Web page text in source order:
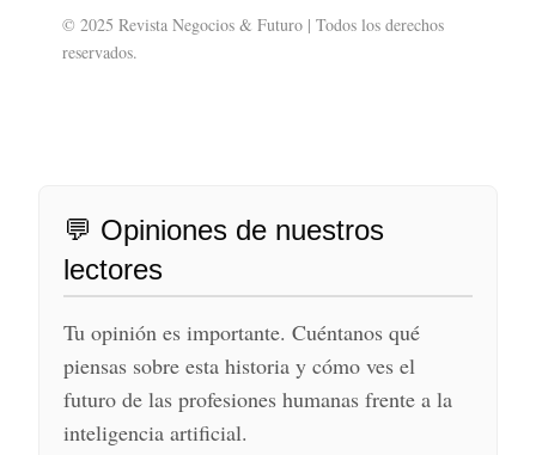
© 2025 Revista Negocios & Futuro | Todos los derechos
reservados.
💬 Opiniones de nuestros
lectores
Tu opinión es importante. Cuéntanos qué
piensas sobre esta historia y cómo ves el
futuro de las profesiones humanas frente a la
inteligencia artificial.